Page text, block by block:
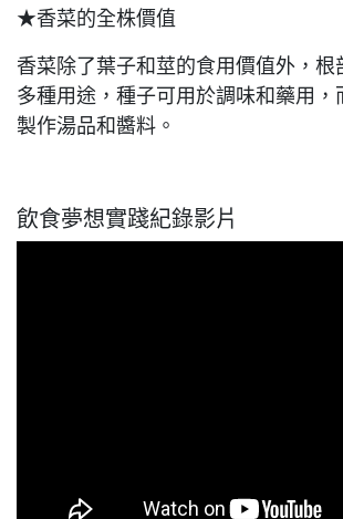
★香菜的全株價值
香菜除了葉子和莖的食用價值外，根
多種用途，種子可用於調味和藥用，
製作湯品和醬料。
飲食夢想實踐紀錄影片